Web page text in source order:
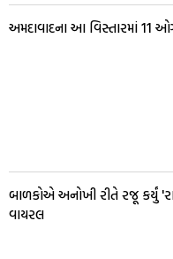
અમદાવાદના આ વિસ્તારમાં 11
બાળકોએ અનોખી રીતે રજૂ કર્યું
વાયરલ